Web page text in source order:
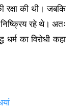
रक्षा की थी। जबकि
रहे थे। अतः
धर्म का विरोधी कहा